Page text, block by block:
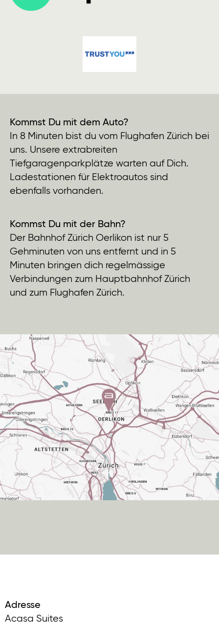
Kommst Du mit dem Auto?
In 8 Minuten bist du vom Flughafen Zürich bei
uns. Unsere extrabreiten
Tiefgaragenparkplätze warten auf Dich.
Ladestationen für Elektroautos sind
ebenfalls vorhanden.
Kommst Du mit der Bahn?
Der Bahnhof Zürich Oerlikon ist nur 5
Gehminuten von uns entfernt und in 5
Minuten bringen dich regelmässige
Verbindungen zum Hauptbahnhof Zürich
und zum Flughafen Zürich.
Adresse
Acasa Suites